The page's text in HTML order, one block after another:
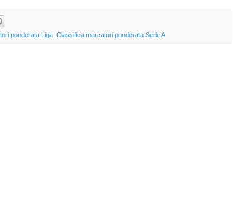
ponderata Liga Classifica marcatori ponderata Serie A